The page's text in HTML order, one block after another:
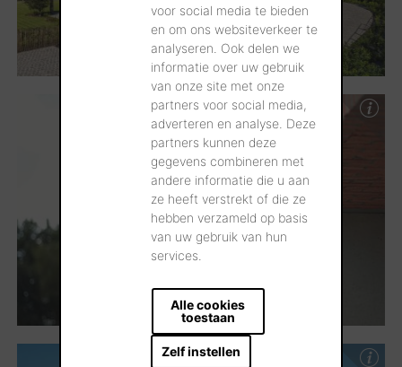
voor social media te bieden
en om ons websiteverkeer te
analyseren. Ook delen we
informatie over uw gebruik
van onze site met onze
partners voor social media,
adverteren en analyse. Deze
partners kunnen deze
gegevens combineren met
andere informatie die u aan
ze heeft verstrekt of die ze
hebben verzameld op basis
van uw gebruik van hun
services.
Alle cookies
toestaan
Zelf instellen